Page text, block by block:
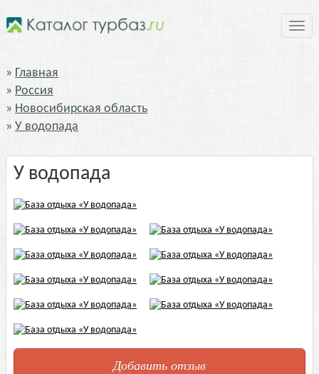
Главная
Россия
Новосибирская область
У водопада
У водопада
Добавить отзыв